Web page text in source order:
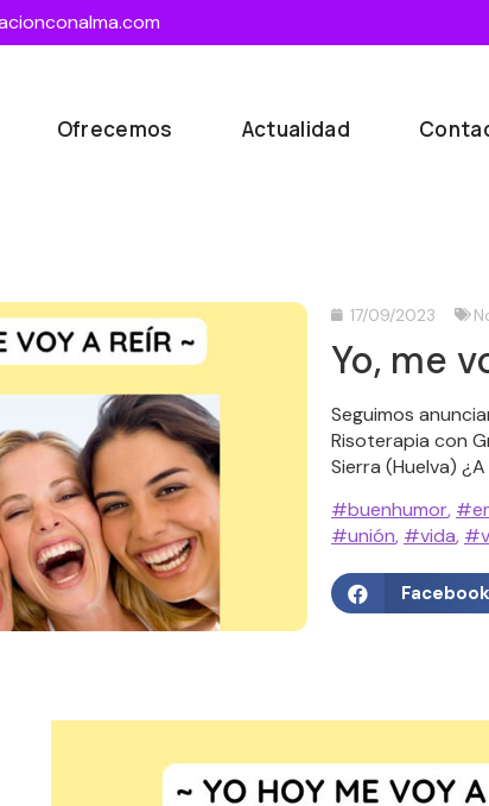
Ofrecemos Actualidad
17/09/2023
Yo, me
Seguimos
Risoterapia con
Sierra (Huelva)
#buenhumor,
#unión, #vida,
Facebook